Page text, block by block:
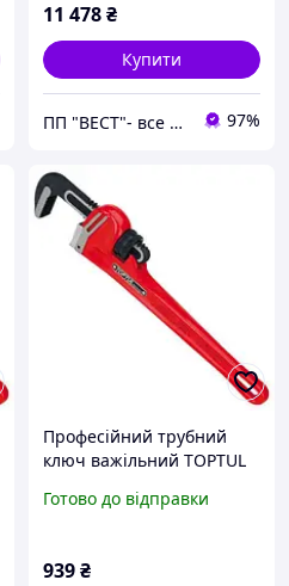
11 478₴
Купити
ПП "ВЕСТ"- все для зварки, спецодяг та взуття, пожежна безпека, покрівельні матеріали. 97%
Професійний трубний
ключ важільний TOPTUL
Готово до відправки
939₴